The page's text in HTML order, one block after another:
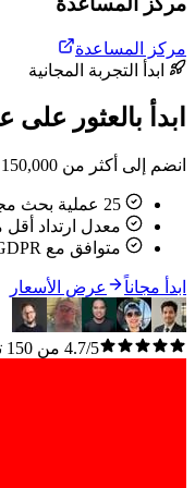
مركز المساعدة
ابدأ التجربة المجانية
ابدأ بالعثور
انضم إلى أكثر من 150,000 محترف يثقون بـ Tomba للحصول على بيانات اتصال دقيقة. بدون بطاقة ائتمان.
معدل ارتداد أقل من
متوافق مع GDPR
ابدأ مجاناً عرض الأسعار
4.7/5 من 150 تقييمًا